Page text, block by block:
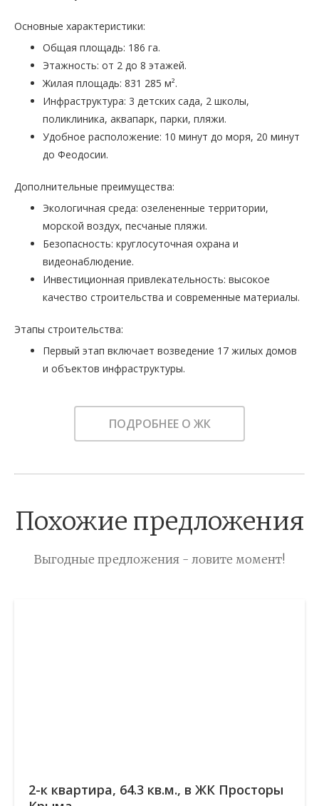
Основные характеристики:
Общая площадь: 186 га.
Этажность: от 2 до 8 этажей.
Жилая площадь: 831 285 м².
Инфраструктура: 3 детских сада, 2 школы,
поликлиника, аквапарк, парки, пляжи.
Удобное расположение: 10 минут до моря, 20 минут
до Феодосии.
Дополнительные преимущества:
Экологичная среда: озелененные территории,
морской воздух, песчаные пляжи.
Безопасность: круглосуточная охрана и
видеонаблюдение.
Инвестиционная привлекательность: высокое
качество строительства и современные материалы.
Этапы строительства:
Первый этап включает возведение 17 жилых домов
и объектов инфраструктуры.
ПОДРОБНЕЕ О ЖК
Похожие предложения
Выгодные предложения - ловите момент!
2-к квартира, 64.3 кв.м., в ЖК Просторы